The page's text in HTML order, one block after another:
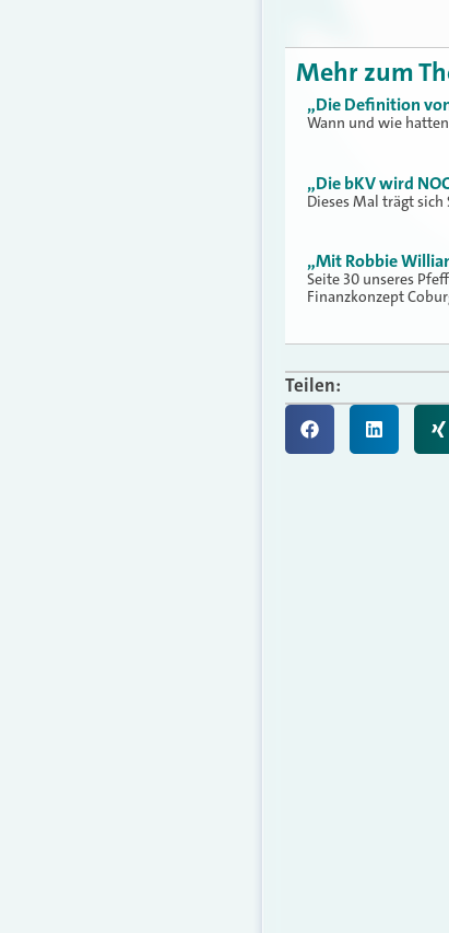
Mehr zum
„Die Definition
Wann und wie
„Die bKV wird
Dieses Mal trägt
„Mit Robbie
Seite 30 unseres
Finanzkonzept
Teilen: